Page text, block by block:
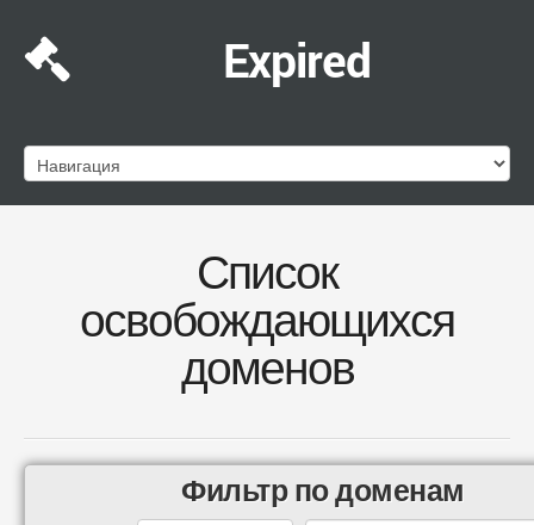
Expired
Список
освобождающихся
доменов
Фильтр по доменам